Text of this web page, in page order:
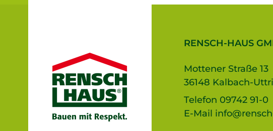
RENSCH-HAUS
Mottener Straße 13
36148 Kalbach-
Telefon 09742 91-0
E-Mail